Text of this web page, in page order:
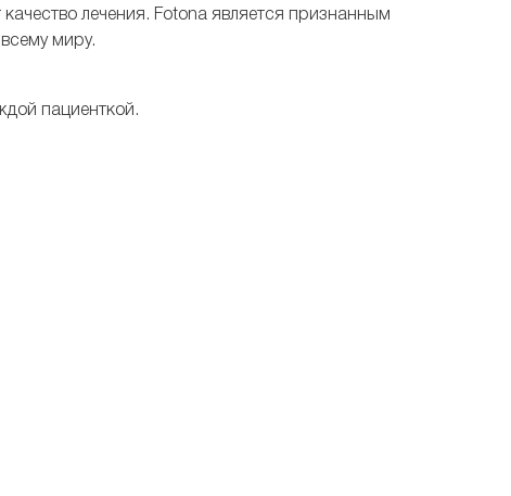
лечения. Fotona является признанным
миру.
пациенткой.